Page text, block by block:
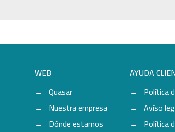
WEB
Quasar
Nuestra empresa
Dónde estamos
AYUDA
Política
Avíso
Política